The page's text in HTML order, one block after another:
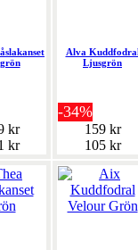
kr
kr
Alva
Ljusgrön
-34%
159 kr
105 kr